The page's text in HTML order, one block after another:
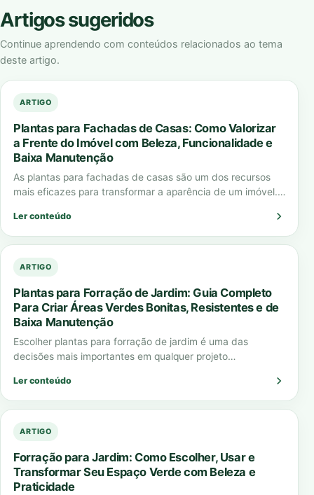
Artigos sugeridos
Continue aprendendo com conteúdos relacionados ao tema
deste artigo.
ARTIGO
Plantas para Fachadas de Casas: Como Valorizar
a Frente do Imóvel com Beleza, Funcionalidade e
Baixa Manutenção
As plantas para fachadas de casas são um dos recursos
mais eficazes para transformar a aparência de um imóvel.
Ler conteúdo
ARTIGO
Plantas para Forração de Jardim: Guia Completo
Para Criar Áreas Verdes Bonitas, Resistentes e de
Baixa Manutenção
Escolher plantas para forração de jardim é uma das
decisões mais importantes em qualquer projeto
Ler conteúdo
ARTIGO
Forração para Jardim: Como Escolher, Usar e
Transformar Seu Espaço Verde com Beleza e
Praticidade